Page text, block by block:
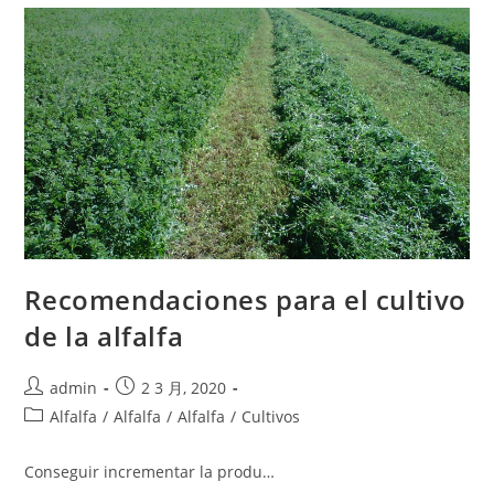
De
Elaboración
Recomendaciones para el cultivo
de la alfalfa
Post
author:
admin
Post
published:
2 3 月, 2020
PostAlfalfa / Alfalfa / Alfalfa / Cultivos
Conseguir incrementar la produ…